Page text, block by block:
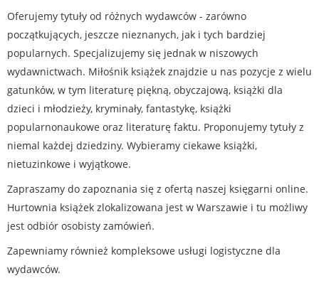
Oferujemy tytuły od różnych wydawców - zarówno
początkujących, jeszcze nieznanych, jak i tych bardziej
popularnych. Specjalizujemy się jednak w niszowych
wydawnictwach. Miłośnik książek znajdzie u nas pozycje z wielu
gatunków, w tym literaturę piękną, obyczajową, książki dla
dzieci i młodzieży, kryminały, fantastykę, książki
popularnonaukowe oraz literaturę faktu. Proponujemy tytuły z
niemal każdej dziedziny. Wybieramy ciekawe książki,
nietuzinkowe i wyjątkowe.
Zapraszamy do zapoznania się z ofertą naszej księgarni online.
Hurtownia książek zlokalizowana jest w Warszawie i tu możliwy
jest odbiór osobisty zamówień.
Zapewniamy również kompleksowe usługi logistyczne dla
wydawców.